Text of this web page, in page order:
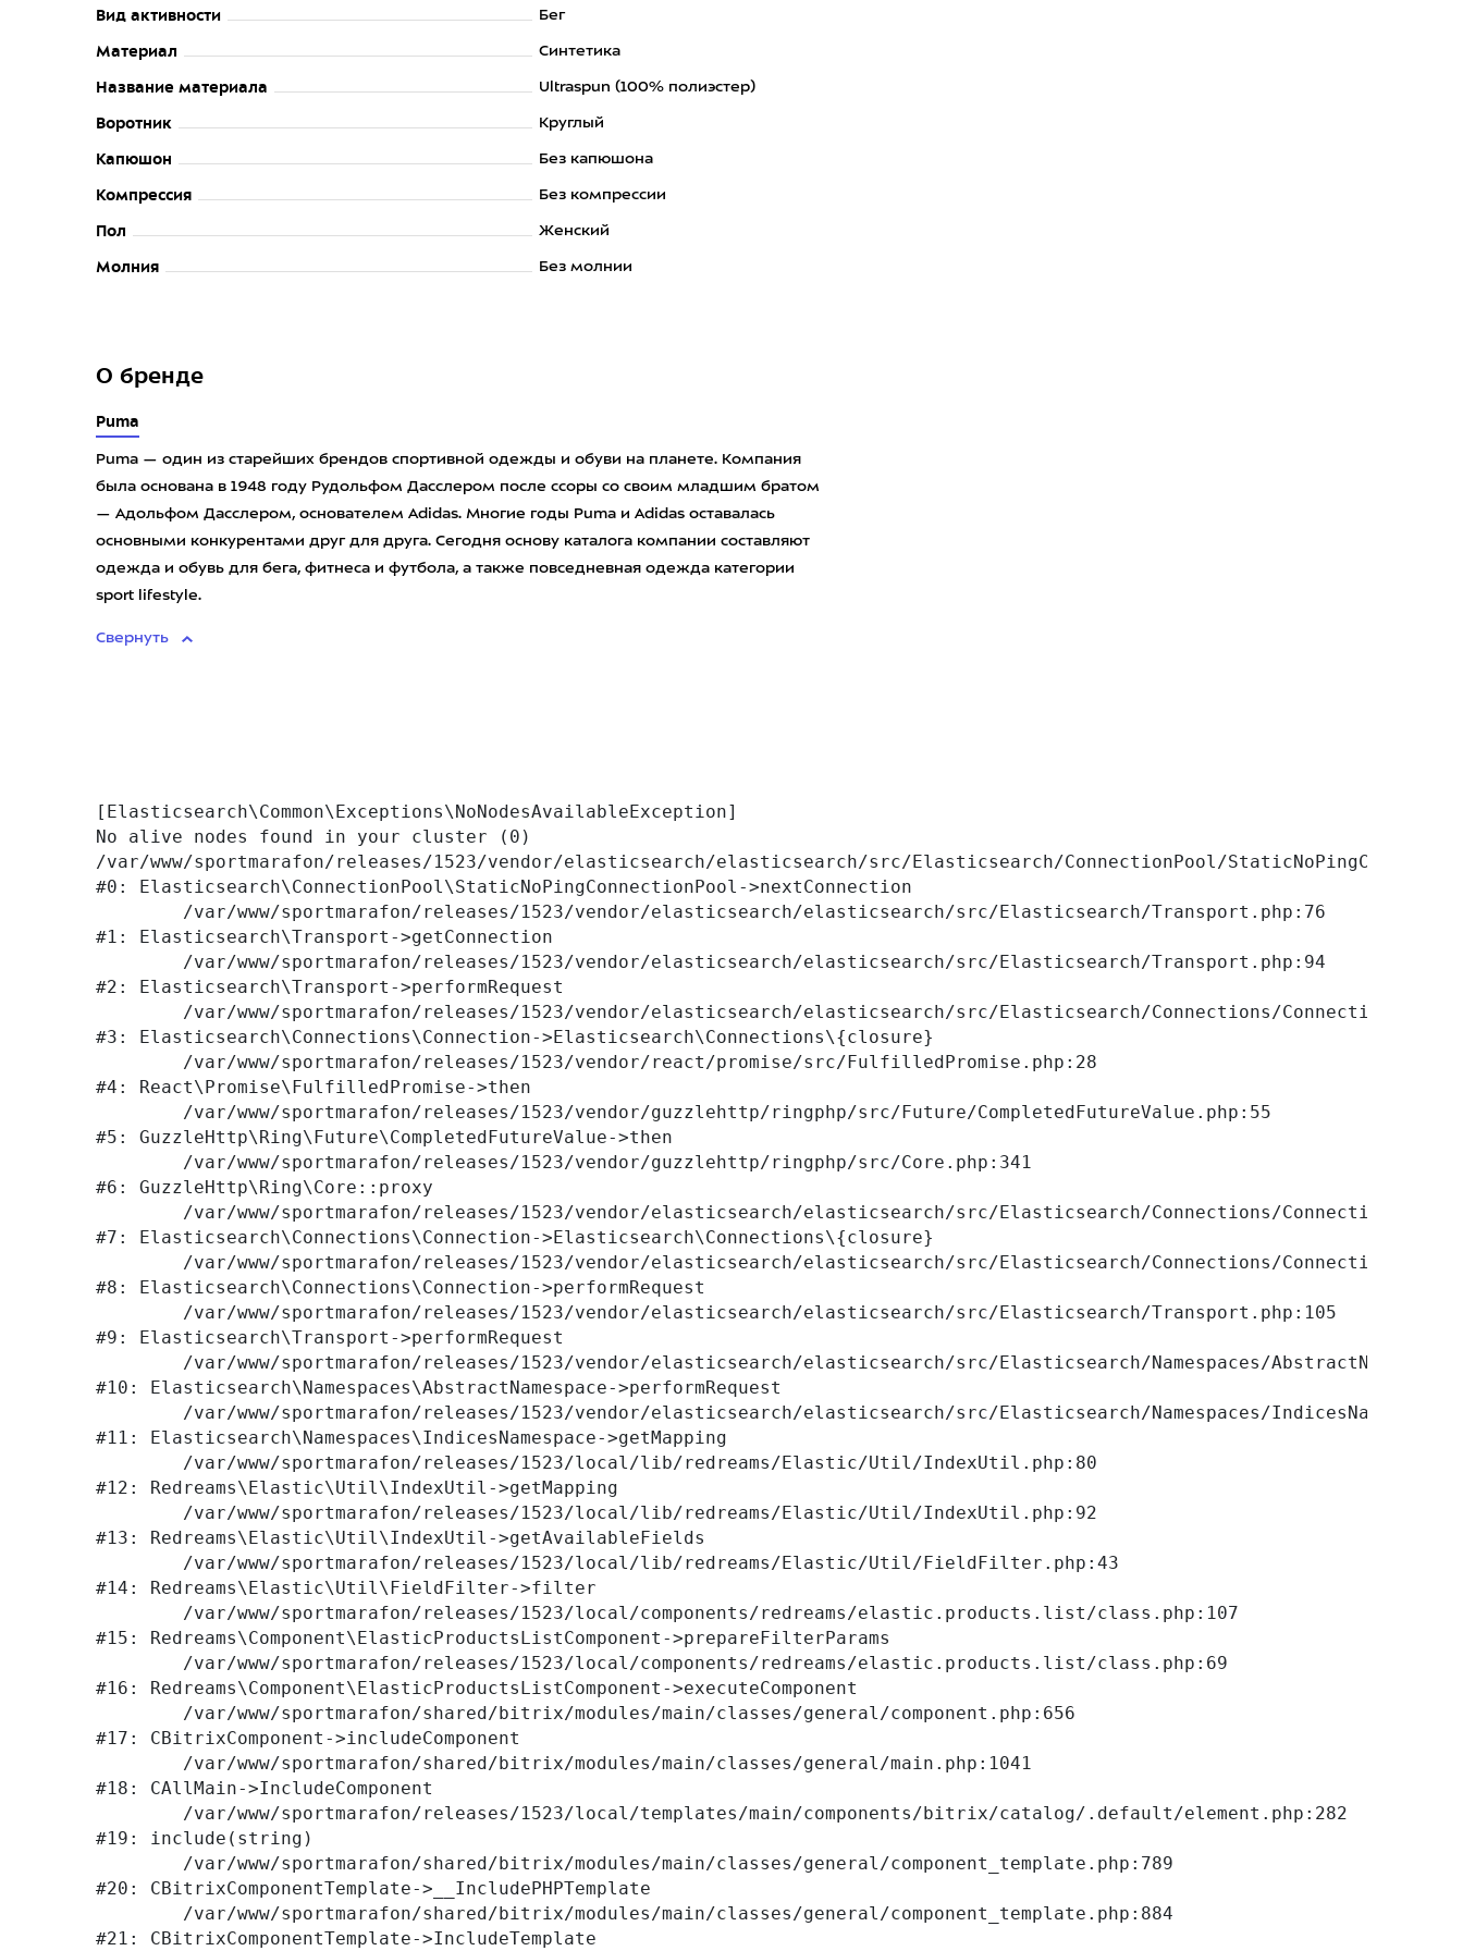
Вид активности Бег
Материал Синтетика
Название материала Ultraspun (100% полиэстер)
Воротник Круглый
Капюшон Без капюшона
Компрессия Без компрессии
Пол Женский
Молния Без молнии
О бренде
Puma
Puma — один из старейших брендов спортивной одежды и обуви на планете. Компания
была основана в 1948 году Рудольфом Дасслером после ссоры со своим младшим братом
— Адольфом Дасслером, основателем Adidas. Многие годы Puma и Adidas оставалась
основными конкурентами друг для друга. Сегодня основу каталога компании составляют
одежда и обувь для бега, фитнеса и футбола, а также повседневная одежда категории
sport lifestyle.
Свернуть
[Elasticsearch\Common\Exceptions\NoNodesAvailableException]
No alive nodes found in your cluster (0)
/var/www/sportmarafon/releases/1523/vendor/elasticsearch/elasticsearch/src/Elasticsearch/ConnectionPool/
#0: Elasticsearch\ConnectionPool\StaticNoPingConnectionPool->nextConnection
#1: Elasticsearch\Transport->getConnection
#2: Elasticsearch\Transport->performRequest
#3: Elasticsearch\Connections\Connection->Elasticsearch\Connections\{closure}
#4: React\Promise\FulfilledPromise->then
#5: GuzzleHttp\Ring\Future\CompletedFutureValue->then
#6: GuzzleHttp\Ring\Core::proxy
#7: Elasticsearch\Connections\Connection->Elasticsearch\Connections\{closure}
#8: Elasticsearch\Connections\Connection->performRequest
#9: Elasticsearch\Transport->performRequest
#10: Elasticsearch\Namespaces\AbstractNamespace->performRequest
#11: Elasticsearch\Namespaces\IndicesNamespace->getMapping
#12: Redreams\Elastic\Util\IndexUtil->getMapping
#13: Redreams\Elastic\Util\IndexUtil->getAvailableFields
#14: Redreams\Elastic\Util\FieldFilter->filter
#15: Redreams\Component\ElasticProductsListComponent->prepareFilterParams
#16: Redreams\Component\ElasticProductsListComponent->executeComponent
#17: CBitrixComponent->includeComponent
#18: CAllMain->IncludeComponent
#19: include(string)
#20: CBitrixComponentTemplate->__IncludePHPTemplate
#21: CBitrixComponentTemplate->IncludeTemplate